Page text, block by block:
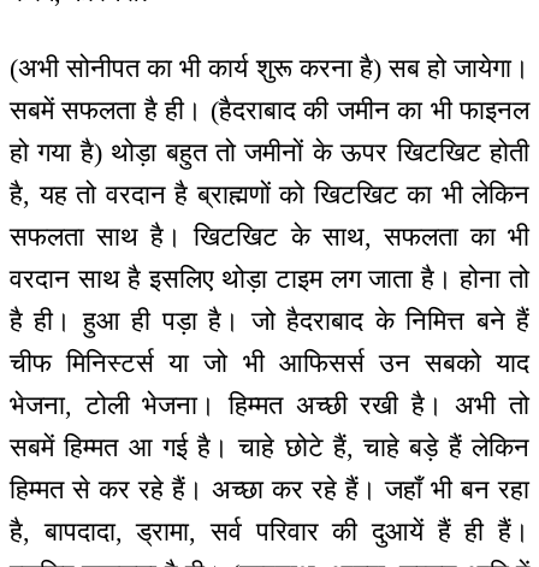
(अभी सोनीपत का भी कार्य शुरू करना है) सब हो जायेगा।
सबमें सफलता है ही। (हैदराबाद की जमीन का भी फाइनल
हो गया है) थोड़ा बहुत तो जमीनों के ऊपर खिटखिट होती
है, यह तो वरदान है ब्राह्मणों को खिटखिट का भी लेकिन
सफलता साथ है। खिटखिट के साथ, सफलता का भी
वरदान साथ है इसलिए थोड़ा टाइम लग जाता है। होना तो
है ही। हुआ ही पड़ा है। जो हैदराबाद के निमित्त बने हैं
चीफ मिनिस्टर्स या जो भी आफिसर्स उन सबको याद
भेजना, टोली भेजना। हिम्मत अच्छी रखी है। अभी तो
सबमें हिम्मत आ गई है। चाहे छोटे हैं, चाहे बड़े हैं लेकिन
हिम्मत से कर रहे हैं। अच्छा कर रहे हैं। जहाँ भी बन रहा
है, बापदादा, ड्रामा, सर्व परिवार की दुआयें हैं ही हैं।